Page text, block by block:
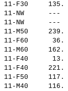
11-F30     135.
11-NW      ---
11-NW      ---
11-M50     239.
11-F60      36.
11-M60     162.
11-F40      13.
11-F40     221.
11-F50     117.
11-M40     116.